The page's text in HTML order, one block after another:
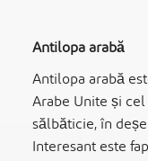
Antilopa arabă
Antilopa arabă
Arabe Unite și
sălbăticie, în
Interesant este